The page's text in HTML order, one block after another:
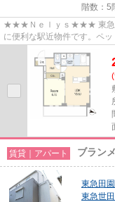
階数：5
★★★Ｎｅｌｙｓ★★★ 東急田
に便利な駅近物件です。ペ
ながら、周囲には緑豊かな公
賃貸｜アパート ブラン
東急田
東急世